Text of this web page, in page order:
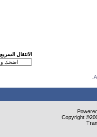
الانتقال السريع
Copyright